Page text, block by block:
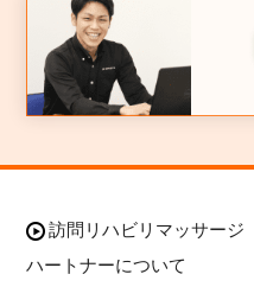
訪問リハビリマッサージ
ハートナーについて